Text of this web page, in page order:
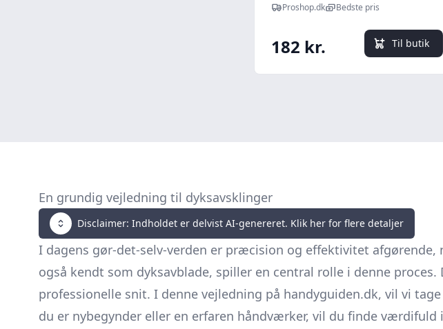
Proshop.dk Bedste pris
182 kr. Til butik
En grundig vejledning til dyksavsklinger
Disclaimer: Indholdet er delvist AI-genereret. Klik her for flere detaljer
I dagens gør-det-selv-verden er præcision og effektivitet
også kendt som dyksavblade, spiller en central rolle i denne
professionelle snit. I denne vejledning på handyguiden.dk, vil vi
du er nybegynder eller en erfaren håndværker, vil du finde værdifuld